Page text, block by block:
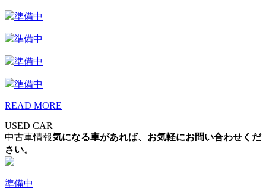
準備中
準備中
準備中
準備中
READ MORE
USED CAR
中古車情報気になる車があれば、お気軽にお問い合わせくだ
さい。
準備中